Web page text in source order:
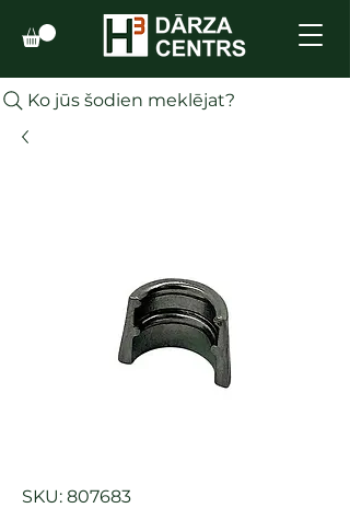
Ko jūs šodien meklējat?
SKU: 807683